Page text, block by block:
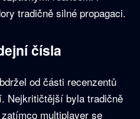
tradičně silné propagaci.
čísla
od části recenzentů
Nejkritičtější byla tradičně
multiplayer se